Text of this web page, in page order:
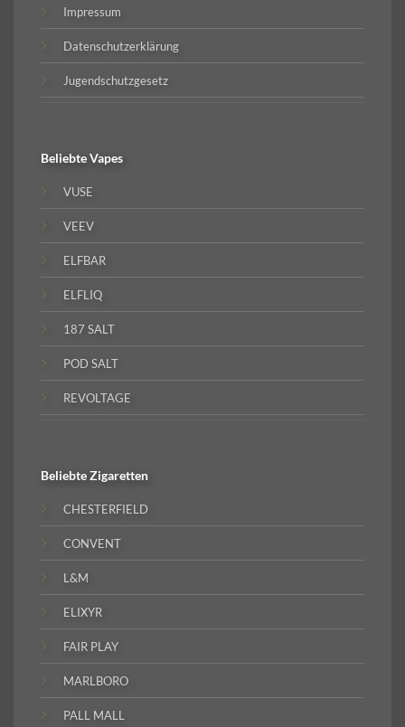
Impressum
Datenschutzerklärung
Jugendschutzgesetz
BeliebteVapes
VUSE
VEEV
ELFBAR
ELFLIQ
187 SALT
POD SALT
REVOLTAGE
BeliebteZigaretten
CHESTERFIELD
CONVENT
L&M
ELIXYR
FAIR PLAY
MARLBORO
PALL MALL